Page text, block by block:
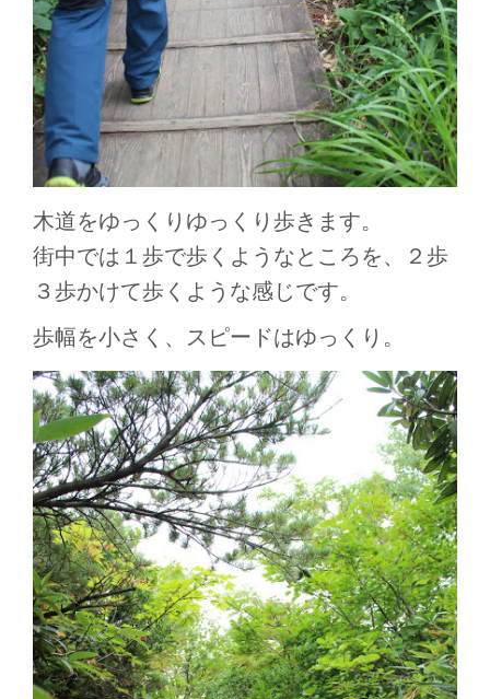
木道をゆっくりゆっくり歩きます。
街中では１歩で歩くようなところを、２歩
３歩かけて歩くような感じです。
歩幅を小さく、スピードはゆっくり。